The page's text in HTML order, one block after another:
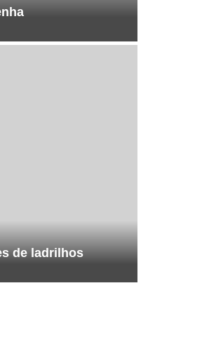
de ladrilhos